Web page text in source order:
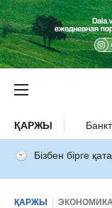
ҚАРЖЫ
Бізбен бірге
ҚАРЖЫ ЭКОНОМИКА